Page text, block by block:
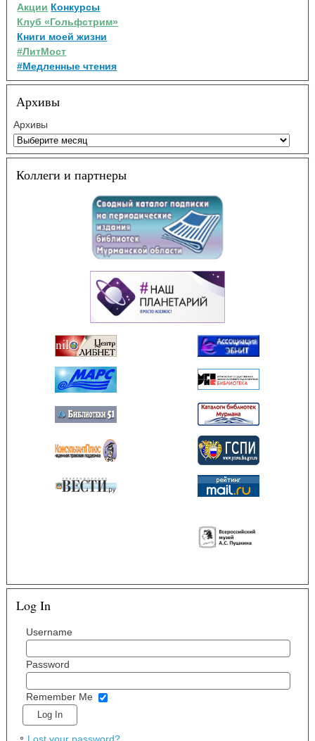
Акции Конкурсы
Клуб «Гольфстрим»
Книги моей жизни
#ЛитМост
#Медленные чтения
Архивы
Архивы
Коллеги и партнеры
Log In
Username
Password
Remember Me